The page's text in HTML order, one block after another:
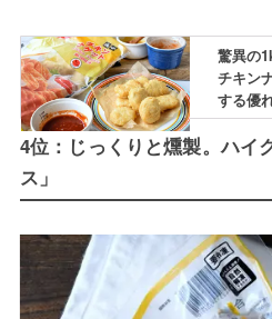
驚異の
チキン
する優
4位：じっくりと燻製。ハイ
ス」